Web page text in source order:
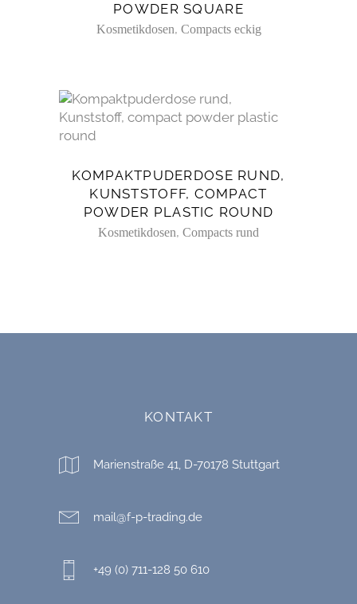
POWDER SQUARE
Kosmetikdosen, Compacts eckig
KOMPAKTPUDERDOSE RUND,
KUNSTSTOFF, COMPACT
POWDER PLASTIC ROUND
Kosmetikdosen, Compacts rund
KONTAKT
Marienstraße 41, D-70178 Stuttgart
mail@f-p-trading.de
+49 (0) 711-128 50 610